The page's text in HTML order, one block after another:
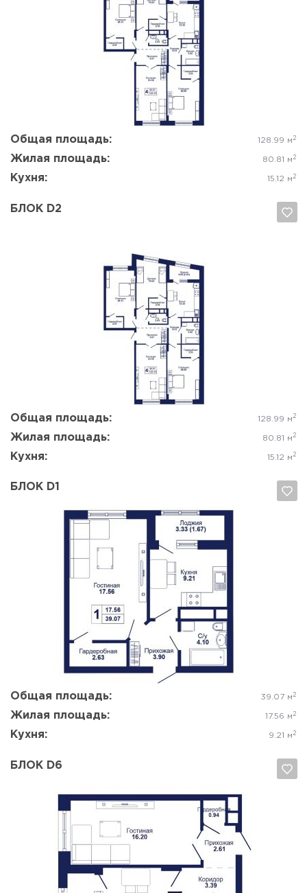
Общая площадь: 128.99 м 2
Жилая площадь: 80.81 м 2
Кухня: 15.12 м 2
Да, удалить Отмена
БЛОК D2
Общая площадь: 128.99 м 2
Жилая площадь: 80.81 м 2
Кухня: 15.12 м 2
Да, удалить Отмена
БЛОК D1
Общая площадь: 39.07 м 2
Жилая площадь: 17.56 м 2
Кухня: 9.21 м 2
Да, удалить Отмена
БЛОК D6